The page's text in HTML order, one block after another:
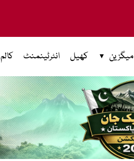
میگزین کھیل انٹرٹینمنٹ کالم